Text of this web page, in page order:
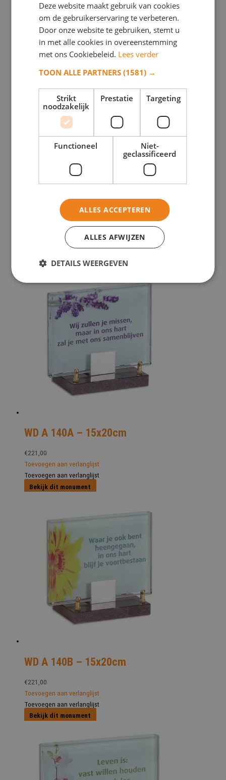
Toevoegen aan verlanglijst
Toevoegen aan verlanglijst
Bekijk dit monument
WD A 136C
Toevoegen aan verlanglijst
Toevoegen aan verlanglijst
WD A 140A – 15x20cm
€221,00
Toevoegen aan verlanglijst
Toevoegen aan verlanglijst
Bekijk dit monument
WD A 140B – 15x20cm
€221,00
Toevoegen aan verlanglijst
Toevoegen aan verlanglijst
Bekijk dit monument
Deze website maakt gebruik van cookies
om de gebruikerservaring te verbeteren.
Door onze website te gebruiken, stemt u
in met alle cookies in overeenstemming
met ons Cookiebeleid. Lees verder
TOON ALLE PARTNERS(1581) →
Strikt
noodzakelijk
Prestatie Targeting
Functioneel
Niet-
geclassificeerd
ALLES ACCEPTEREN
ALLES AFWIJZEN
DETAILS WEERGEVEN